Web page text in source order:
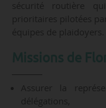
sécurité routière
prioritaires pilotées
équipes de plaidoyers.
Missions de
Assurer la
délégations,